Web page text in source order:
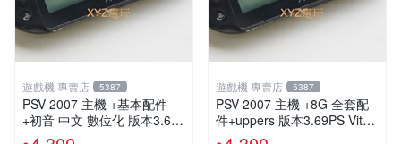
遊戲機 專賣店 5387
PSV 2007 主機 +基本配件
+初音 中文 數位化 版本3.69
PS Vita2007 保修一年 85成
遊戲機 專賣店 5387
PSV 2007 主機 +8G 全套配
件+uppers 版本3.69PS Vita2